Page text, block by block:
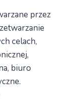
przez
celach,
biuro